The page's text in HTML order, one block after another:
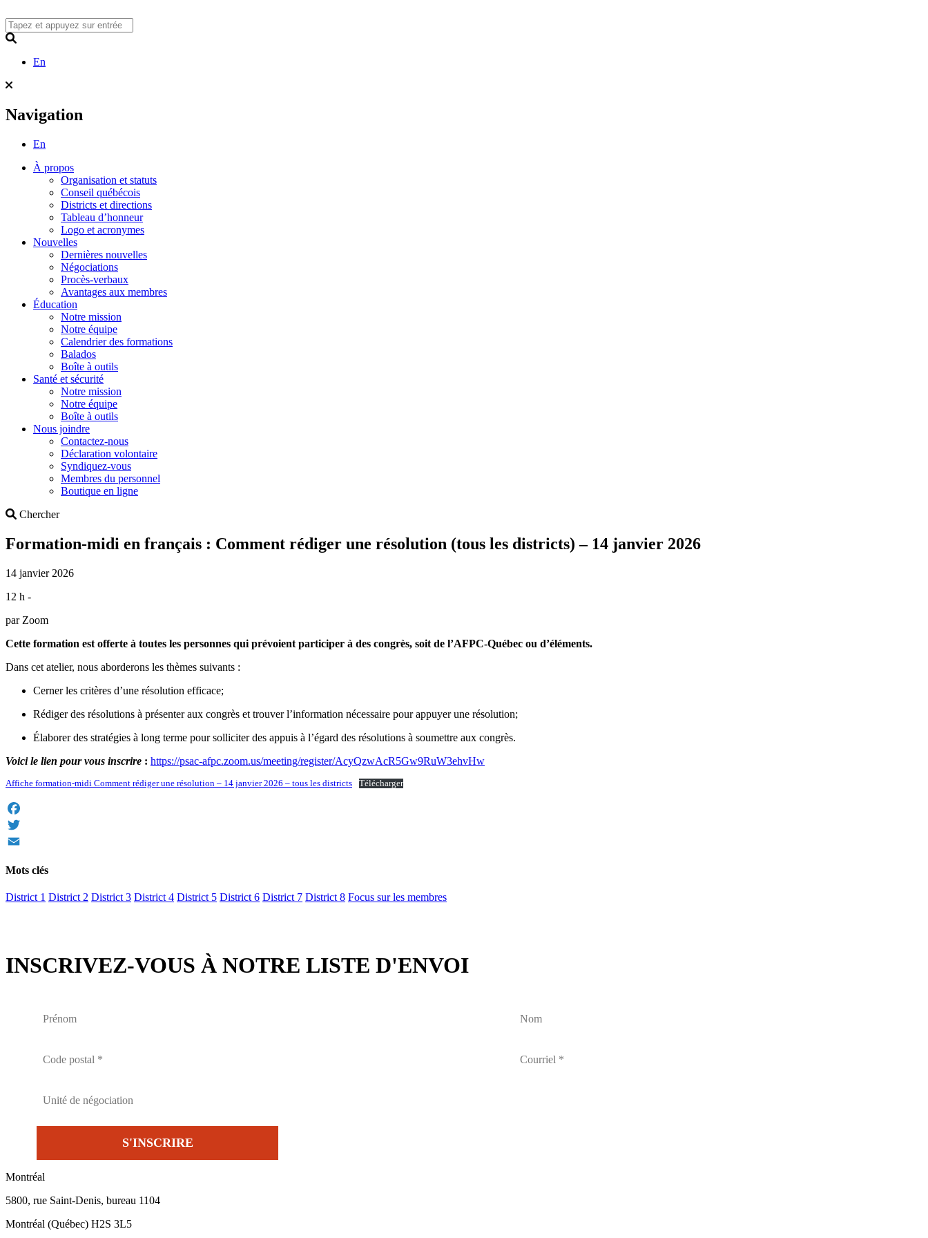
to
content
En
Navigation
En
À propos
Organisation et statuts
Conseil québécois
Districts et directions
Tableau d’honneur
Logo et acronymes
Nouvelles
Dernières nouvelles
Négociations
Procès-verbaux
Avantages aux membres
Éducation
Notre mission
Notre équipe
Calendrier des formations
Balados
Boîte à outils
Santé et sécurité
Notre mission
Notre équipe
Boîte à outils
Nous joindre
Contactez-nous
Déclaration volontaire
Syndiquez-vous
Membres du personnel
Boutique en ligne
ChercherSearch
Formation-midi en français : Comment rédiger une résolution (tous les districts) – 14 janvier 2026
14 janvier 2026
12 h -
par Zoom
Cette formation est offerte à toutes les personnes qui prévoient participer à des congrès, soit de l’AFPC-Québec ou d’éléments.
Dans cet atelier, nous aborderons les thèmes suivants :
Cerner les critères d’une résolution efficace;
Rédiger des résolutions à présenter aux congrès et trouver l’information nécessaire pour appuyer une résolution;
Élaborer des stratégies à long terme pour solliciter des appuis à l’égard des résolutions à soumettre aux congrès.
Voici le lien pour vous inscrire : https://psac-afpc.zoom.us/meeting/register/AcyQzwAcR5Gw9RuW3ehvHw
Affiche formation-midi Comment rédiger une résolution – 14 janvier 2026 – tous les districts Télécharger
Facebook
Twitter
Mots clés
District 1 District 2 District 3 District 4 District 5 District 6 District 7 District 8 Focus sur les membres
INSCRIVEZ-VOUS À NOTRE LISTE D'ENVOI
Montréal
5800, rue Saint-Denis, bureau 1104
Montréal (Québec) H2S 3L5